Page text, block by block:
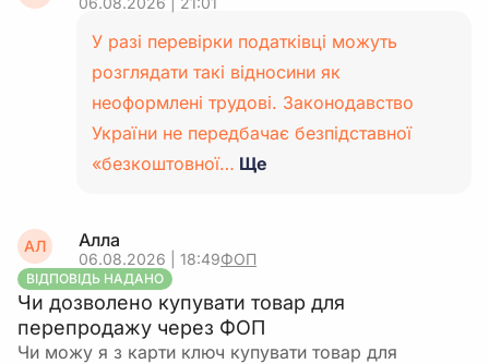
У разі перевірки податківці можуть
розглядати такі відносини як
неоформлені трудові. Законодавство
України не передбачає безпідставної
«безкоштовної… Ще
АЛ Алла
06.08.2026 | 18:49ФОП
ВІДПОВІДЬ НАДАНО
Чи дозволено купувати товар для
перепродажу через ФОП
Чи можу я з карти ключ купувати товар для